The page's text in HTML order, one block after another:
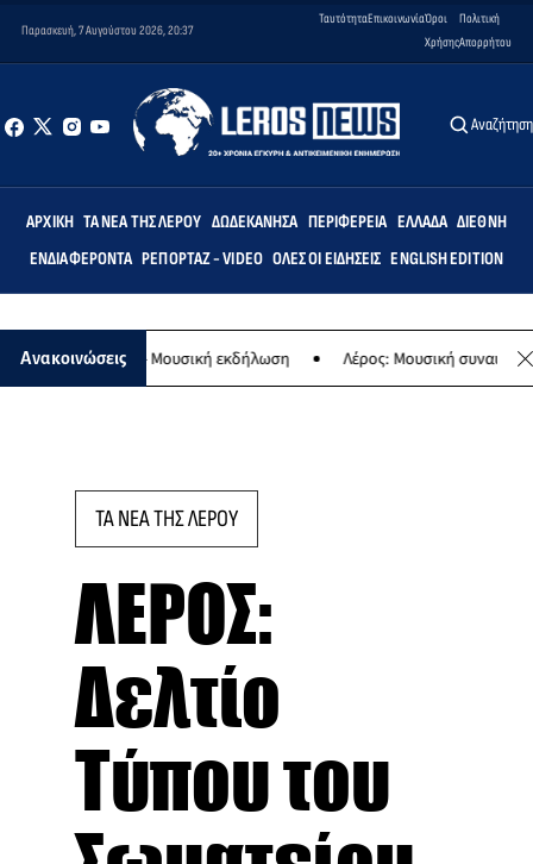
Παρασκευή, 7 Αυγούστου 2026, 20:37
ΤαυτότηταΕπικοινωνίαΌροι
Χρήσης
Πολιτική
Απορρήτου
Αναζήτηση
ΑΡΧΙΚΉ ΤΑ ΝΈΑ ΤΗΣ ΛΈΡΟΥ ΔΩΔΕΚΆΝΗΣΑ ΠΕΡΙΦΈΡΕΙΑ ΕΛΛΆΔΑ ΔΙΕΘΝΉ
ΕΝΔΙΑΦΈΡΟΝΤΑ ΡΕΠΟΡΤΆΖ - VIDEO ΌΛΕΣ ΟΙ ΕΙΔΉΣΕΙΣ ENGLISH EDITION
Ανακοινώσεις
Παναγίας - Μουσική εκδήλωση Λέρος: Μουσική συναυλία
ΤΑ ΝΕΑ ΤΗΣ ΛΕΡΟΥ
ΛΕΡΟΣ:
Δελτίο
Τύπου του